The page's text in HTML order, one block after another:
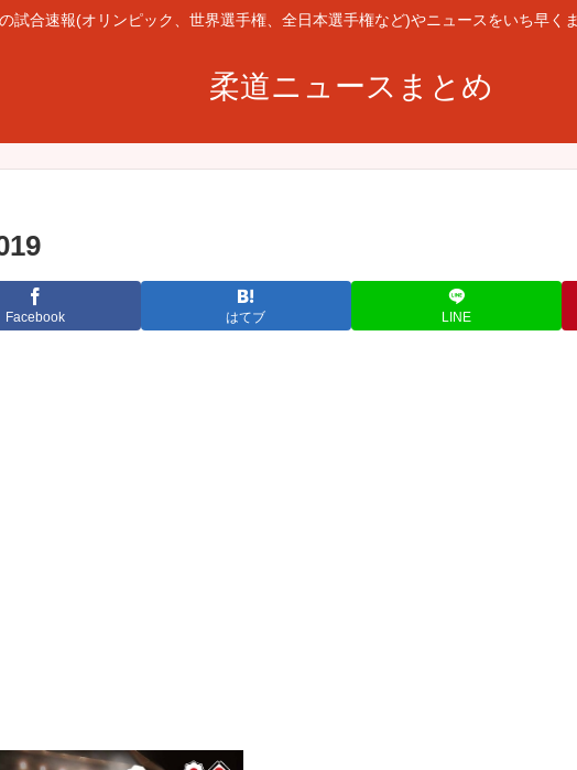
試合速報(オリンピック、世界選手権、全日本選手権など)やニュースをいち早く
柔道ニュースまとめ
Facebook はてブ LINE